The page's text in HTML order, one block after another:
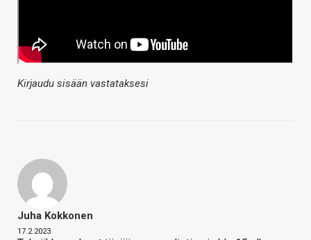
Kirjaudu sisään vastataksesi
Juha Kokkonen
17.2.2023